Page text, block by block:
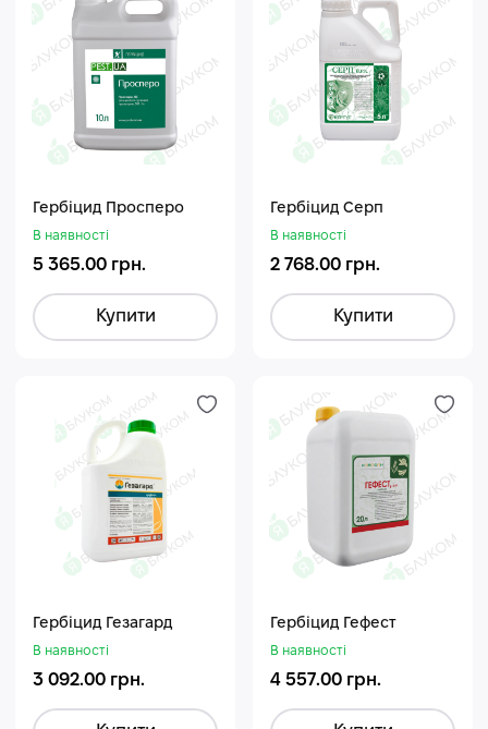
Гербіцид Просперо
В наявності
5 365.00 грн.
Купити
Гербіцид Серп
В наявності
2 768.00 грн.
Купити
Гербіцид Гезагард
В наявності
3 092.00 грн.
Гербіцид Гефест
В наявності
4 557.00 грн.